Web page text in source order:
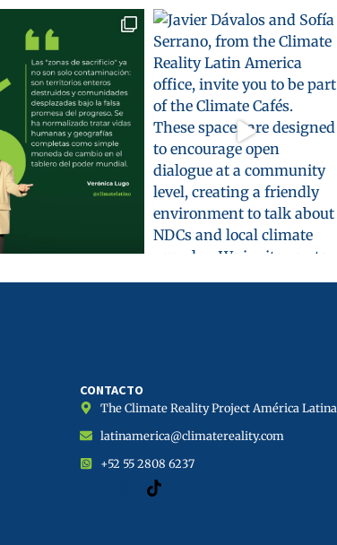
CONTACTO
The Climate Reality Project América Latina
latinamerica@climatereality.com
+52 55 2808 6237